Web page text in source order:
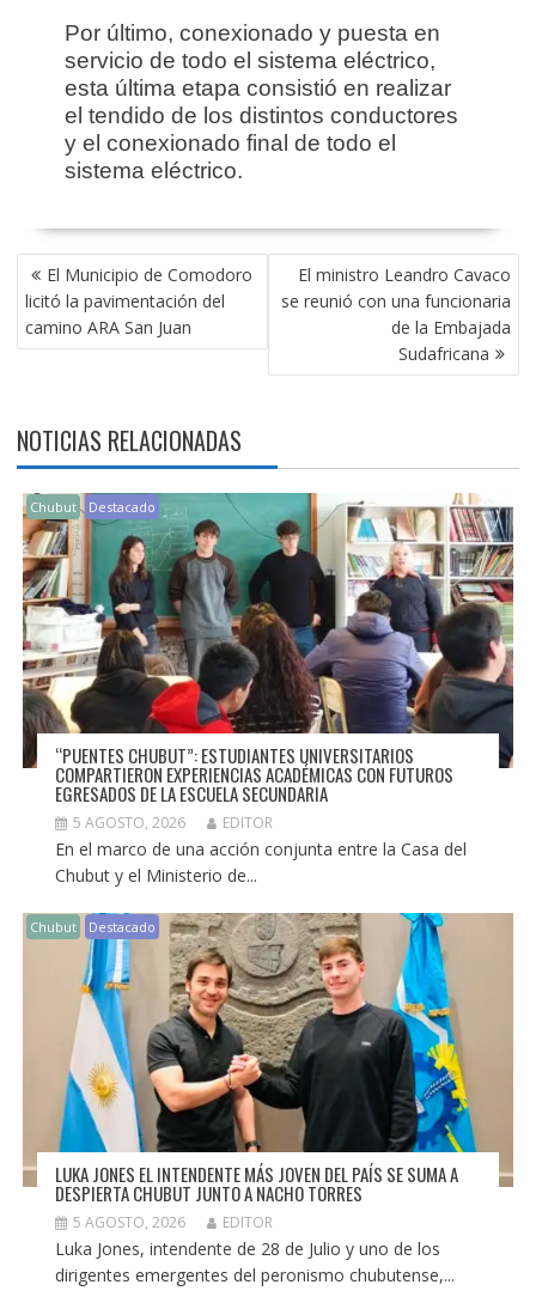
Por último, conexionado y puesta en
servicio de todo el sistema eléctrico,
esta última etapa consistió en realizar
el tendido de los distintos conductores
y el conexionado final de todo el
sistema eléctrico.
NAVEGACIÓN
DE
ENTRADAS
El Municipio de Comodoro
licitó la pavimentación del
camino ARA San Juan
El ministro Leandro Cavaco
se reunió con una funcionaria
de la Embajada
Sudafricana
NOTICIAS RELACIONADAS
Chubut Destacado
“PUENTES CHUBUT”: ESTUDIANTES UNIVERSITARIOS
COMPARTIERON EXPERIENCIAS ACADÉMICAS CON FUTUROS
EGRESADOS DE LA ESCUELA SECUNDARIA
5 AGOSTO, 2026 EDITOR
En el marco de una acción conjunta entre la Casa del
Chubut y el Ministerio de...
Chubut Destacado
LUKA JONES EL INTENDENTE MÁS JOVEN DEL PAÍS SE SUMA A
DESPIERTA CHUBUT JUNTO A NACHO TORRES
5 AGOSTO, 2026 EDITOR
Luka Jones, intendente de 28 de Julio y uno de los
dirigentes emergentes del peronismo chubutense,...